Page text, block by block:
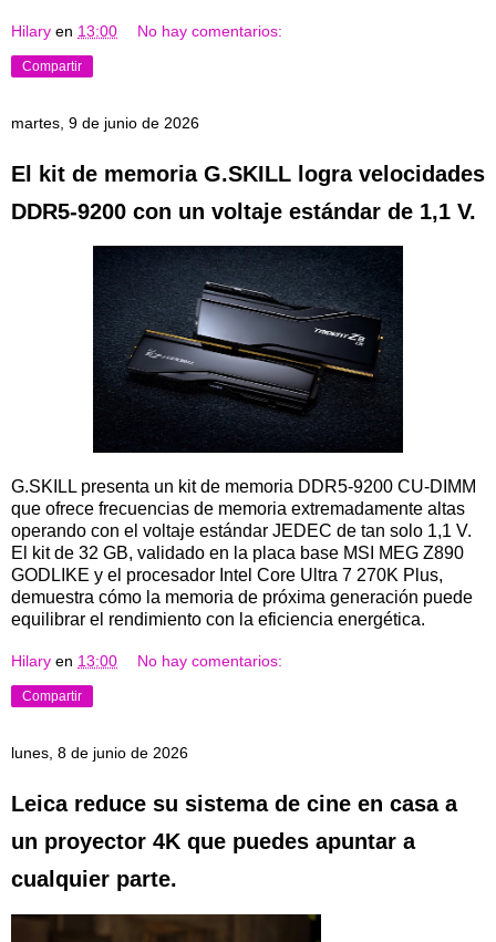
Hilary en 13:00 No hay comentarios:
Compartir
martes, 9 de junio de 2026
El kit de memoria G.SKILL logra velocidades
DDR5-9200 con un voltaje estándar de 1,1 V.
G.SKILL presenta un kit de memoria DDR5-9200 CU-DIMM
que ofrece frecuencias de memoria extremadamente altas
operando con el voltaje estándar JEDEC de tan solo 1,1 V.
El kit de 32 GB, validado en la placa base MSI MEG Z890
GODLIKE y el procesador Intel Core Ultra 7 270K Plus,
demuestra cómo la memoria de próxima generación puede
equilibrar el rendimiento con la eficiencia energética.
Hilary en 13:00 No hay comentarios:
Compartir
lunes, 8 de junio de 2026
Leica reduce su sistema de cine en casa a
un proyector 4K que puedes apuntar a
cualquier parte.